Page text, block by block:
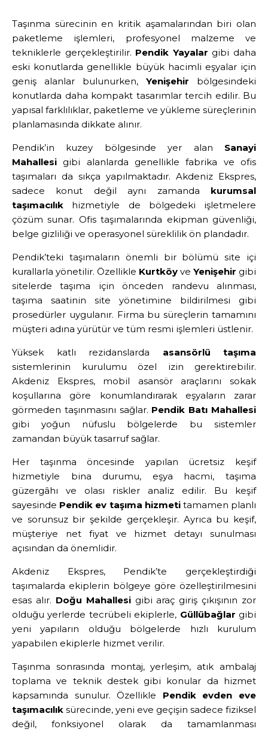
Taşınma sürecinin en kritik aşamalarından biri olan
paketleme işlemleri, profesyonel malzeme ve
tekniklerle gerçekleştirilir. Pendik Yayalar gibi daha
eski konutlarda genellikle büyük hacimli eşyalar için
geniş alanlar bulunurken, Yenişehir bölgesindeki
konutlarda daha kompakt tasarımlar tercih edilir. Bu
yapısal farklılıklar, paketleme ve yükleme süreçlerinin
planlamasında dikkate alınır.
Pendik’in kuzey bölgesinde yer alan Sanayi
Mahallesi gibi alanlarda genellikle fabrika ve ofis
taşımaları da sıkça yapılmaktadır. Akdeniz Ekspres,
sadece konut değil aynı zamanda kurumsal
taşımacılık hizmetiyle de bölgedeki işletmelere
çözüm sunar. Ofis taşımalarında ekipman güvenliği,
belge gizliliği ve operasyonel süreklilik ön plandadır.
Pendik’teki taşımaların önemli bir bölümü site içi
kurallarla yönetilir. Özellikle Kurtköy ve Yenişehir gibi
sitelerde taşıma için önceden randevu alınması,
taşıma saatinin site yönetimine bildirilmesi gibi
prosedürler uygulanır. Firma bu süreçlerin tamamını
müşteri adına yürütür ve tüm resmi işlemleri üstlenir.
Yüksek katlı rezidanslarda asansörlü taşıma
sistemlerinin kurulumu özel izin gerektirebilir.
Akdeniz Ekspres, mobil asansör araçlarını sokak
koşullarına göre konumlandırarak eşyaların zarar
görmeden taşınmasını sağlar. Pendik Batı Mahallesi
gibi yoğun nüfuslu bölgelerde bu sistemler
zamandan büyük tasarruf sağlar.
Her taşınma öncesinde yapılan ücretsiz keşif
hizmetiyle bina durumu, eşya hacmi, taşıma
güzergâhı ve olası riskler analiz edilir. Bu keşif
sayesinde Pendik ev taşıma hizmetitamamen planlı
ve sorunsuz bir şekilde gerçekleşir. Ayrıca bu keşif,
müşteriye net fiyat ve hizmet detayı sunulması
açısından da önemlidir.
Akdeniz Ekspres, Pendik’te gerçekleştirdiği
taşımalarda ekiplerin bölgeye göre özelleştirilmesini
esas alır. Doğu Mahallesigibi araç giriş çıkışının zor
olduğu yerlerde tecrübeli ekiplerle, Güllübağlar gibi
yeni yapıların olduğu bölgelerde hızlı kurulum
yapabilen ekiplerle hizmet verilir.
Taşınma sonrasında montaj, yerleşim, atık ambalaj
toplama ve teknik destek gibi konular da hizmet
kapsamında sunulur. Özellikle Pendik evden eve
taşımacılık sürecinde, yeni eve geçişin sadece fiziksel
değil, fonksiyonel olarak da tamamlanması